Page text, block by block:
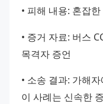
• 피해 내용: 혼잡
• 증거 자료: 버스
목격자 증언
• 소송 결과: 가해
이 사례는 신속한